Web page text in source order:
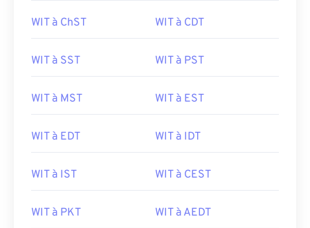
WIT à ChST WIT à CDT
WIT à SST WIT à PST
WIT à MST WIT à EST
WIT à EDT WIT à IDT
WIT à IST WIT à CEST
WIT à PKT WIT à AEDT